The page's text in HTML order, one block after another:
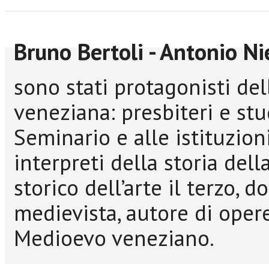
Bruno Bertoli - Antonio
sono stati protagonisti
veneziana: presbiteri e
Seminario e alle
interpreti della storia
storico dell’arte il terzo,
medievista, autore di
Medioevo veneziano.